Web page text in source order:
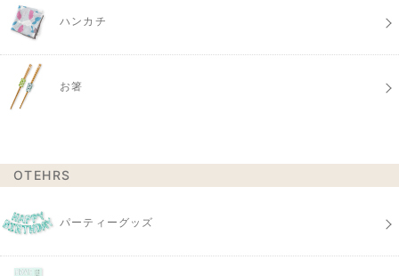
ハンカチ
お箸
OTEHRS
パーティーグッズ